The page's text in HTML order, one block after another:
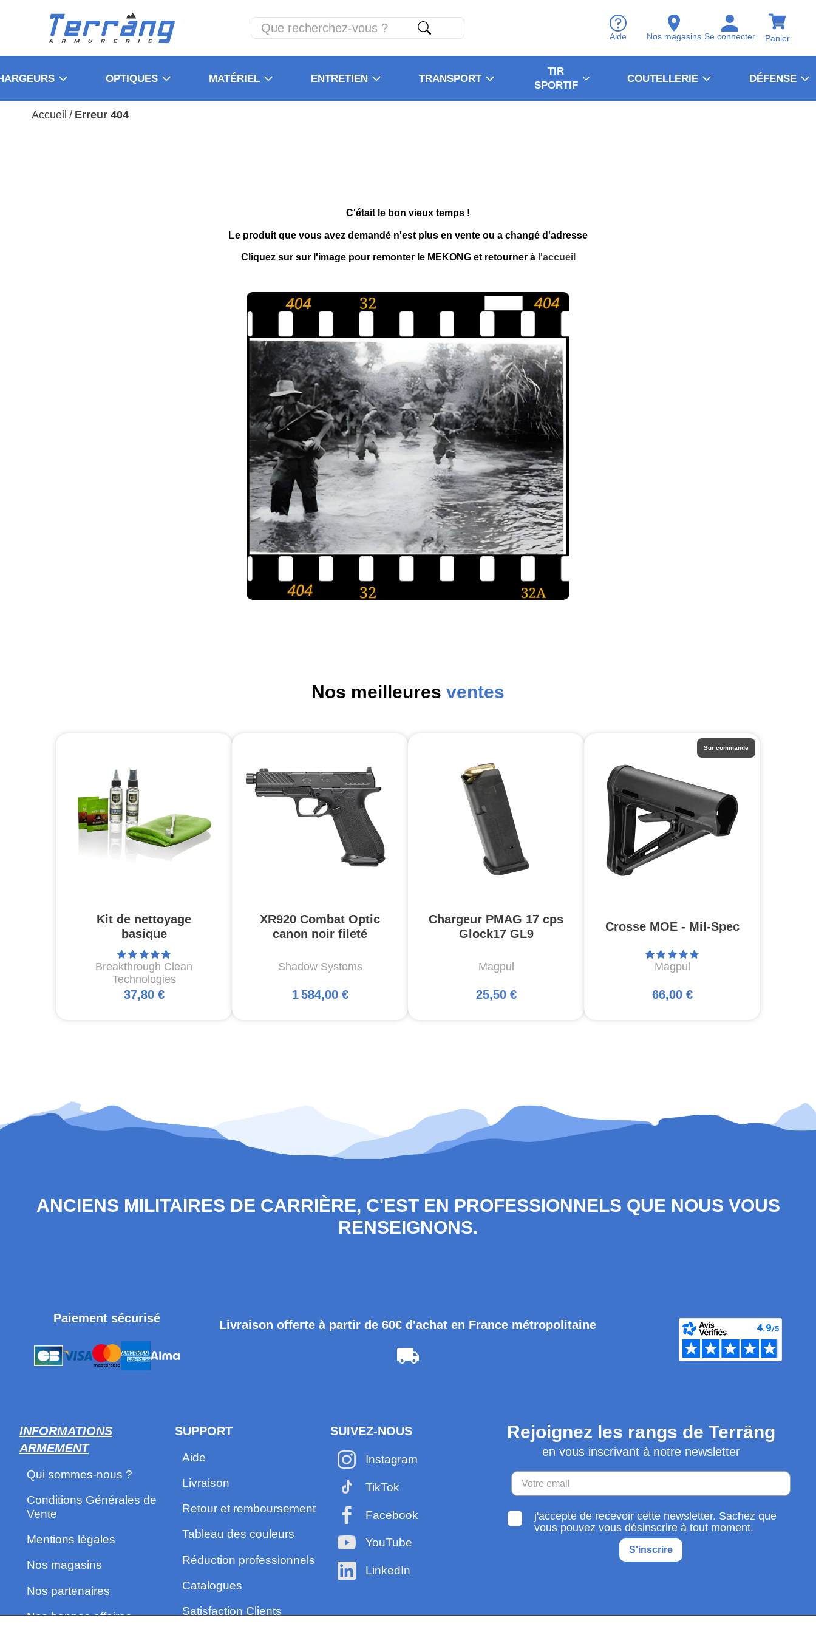
Aide Nos magasins Se connecter Panier
OPTIQUES MATÉRIEL ENTRETIEN TRANSPORT
TIR
SPORTIF
COUTELLERIE DÉFENSE
Accueil / Erreur 404
C'était le bon vieux temps !
Le produit que vous avez demandé n'est plus en vente ou a changé d'adresse
Cliquez sur sur l'image pour remonter le MEKONG et retourner à l'accueil
Nos meilleures ventes
Kit de nettoyage
basique
Breakthrough Clean
Technologies
37,80 €
XR920 Combat Optic
canon noir fileté
Shadow Systems
1 584,00 €
Chargeur PMAG 17 cps
Glock17 GL9
Magpul
25,50 €
Crosse MOE - Mil-Spec
Magpul
66,00 €
Sur commande
ANCIENS MILITAIRES DE CARRIÈRE, C'EST EN PROFESSIONNELS QUE NOUS VOUS
RENSEIGNONS.
Paiement sécurisé Livraison offerte à partir de 60€ d'achat en France métropolitaine
INFORMATIONS
ARMEMENT
Qui sommes-nous ?
Conditions Générales de
Vente
Mentions légales
Nos magasins
Nos partenaires
Nos bonnes affaires
SUPPORT
Aide
Livraison
Retour et remboursement
Tableau des couleurs
Réduction professionnels
Catalogues
Satisfaction Clients
SUIVEZ-NOUS
Instagram
TikTok
Facebook
YouTube
LinkedIn
Rejoignez les rangs de Terräng
en vous inscrivant à notre newsletter
j'accepte de recevoir cette newsletter. Sachez que
vous pouvez vous désinscrire à tout moment.
S'inscrire